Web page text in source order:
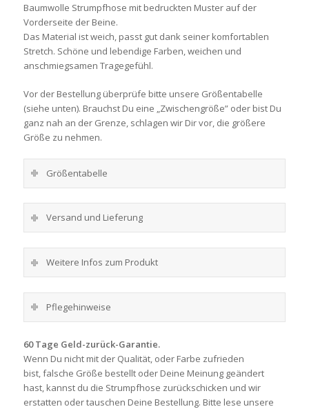
Baumwolle Strumpfhose mit bedruckten Muster auf der
Vorderseite der Beine.
Das Material ist weich, passt gut dank seiner komfortablen
Stretch. Schöne und lebendige Farben, weichen und
anschmiegsamen Tragegefühl.
Vor der Bestellung überprüfe bitte unsere Größentabelle
(siehe unten). Brauchst Du eine „Zwischengröße” oder bist Du
ganz nah an der Grenze, schlagen wir Dir vor, die größere
Größe zu nehmen.
Größentabelle
Versand und Lieferung
Weitere Infos zum Produkt
Pflegehinweise
60 Tage Geld-zurück-Garantie.
Wenn Du nicht mit der Qualität, oder Farbe zufrieden
bist, falsche Größe bestellt oder Deine Meinung geändert
hast, kannst du die Strumpfhose zurückschicken und wir
erstatten oder tauschen Deine Bestellung. Bitte lese unsere